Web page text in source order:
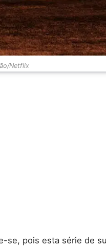
Netflix
se, pois esta série de